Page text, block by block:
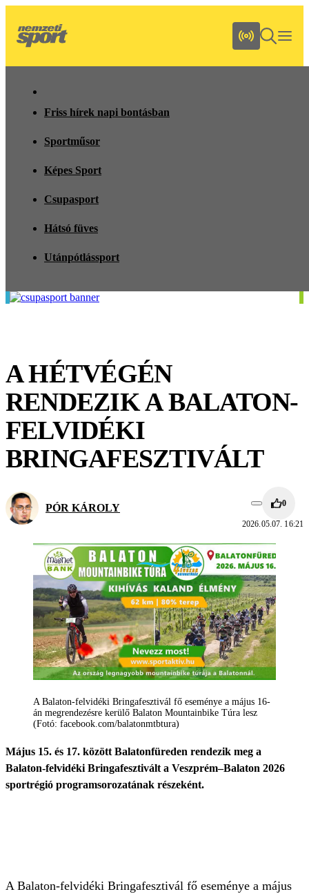
Friss hírek napi bontásban
Sportműsor
Képes Sport
Csupasport
Hátsó füves
Utánpótlássport
A HÉTVÉGÉN
RENDEZIK A BALATON-
FELVIDÉKI
BRINGAFESZTIVÁLT
PÓR KÁROLY 0
2026.05.07. 16:21
A Balaton-felvidéki Bringafesztivál fő eseménye a május 16-
án megrendezésre kerülő Balaton Mountainbike Túra lesz
(Fotó: facebook.com/balatonmtbtura)
Május 15. és 17. között Balatonfüreden rendezik meg a
Balaton-felvidéki Bringafesztivált a Veszprém–Balaton 2026
sportrégió programsorozatának részeként.
A Balaton-felvidéki Bringafesztivál fő eseménye a május